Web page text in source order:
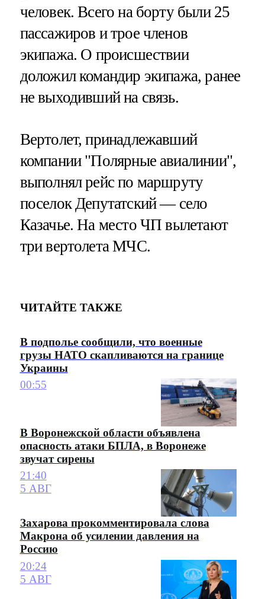
человек. Всего на борту были 25
пассажиров и трое членов
экипажа. О происшествии
доложил командир экипажа, ранее
не выходивший на связь.
Вертолет, принадлежавший
компании "Полярные авиалинии",
выполнял рейс по маршруту
поселок Депутатский — село
Казачье. На место ЧП вылетают
три вертолета МЧС.
ЧИТАЙТЕ ТАКЖЕ
В подполье сообщили, что военные
грузы НАТО скапливаются на границе
Украины
00:55
В Воронежской области объявлена
опасность атаки БПЛА, в Воронеже
звучат сирены
21:40
5 АВГ
Захарова прокомментировала слова
Макрона об усилении давления на
Россию
20:24
5 АВГ